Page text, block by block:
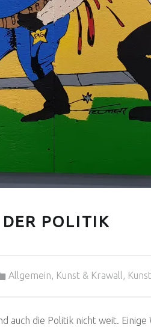
POLITIK
Allgemein, Kunst & Krawall ,
auch die Politik nicht weit. Einige